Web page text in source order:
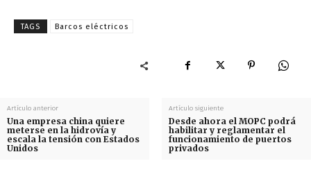
TAGS Barcos eléctricos
Artículo anterior
Una empresa china quiere
meterse en la hidrovía y
escala la tensión con Estados
Unidos
Artículo siguiente
Desde ahora el MOPC podrá
habilitar y reglamentar el
funcionamiento de puertos
privados